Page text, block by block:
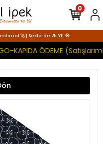
🚀 | Sektörde 25. YIL 🧿
ÖDEME
0